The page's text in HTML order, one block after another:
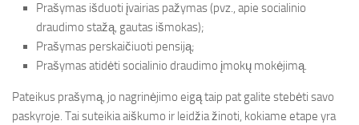
Prašymas išduoti įvairias pažymas (pvz., apie socialinio
draudimo stažą, gautas išmokas);
Prašymas perskaičiuoti pensiją;
Prašymas atidėti socialinio draudimo įmokų mokėjimą.
Pateikus prašymą, jo nagrinėjimo eigą taip pat galite stebėti savo
paskyroje. Tai suteikia aiškumo ir leidžia žinoti, kokiame etape yra